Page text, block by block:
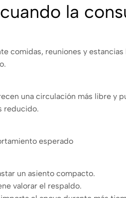
la
comidas, reuniones y
una circulación más libre y
reducido.
esperado
un asiento compacto.
valorar el respaldo.